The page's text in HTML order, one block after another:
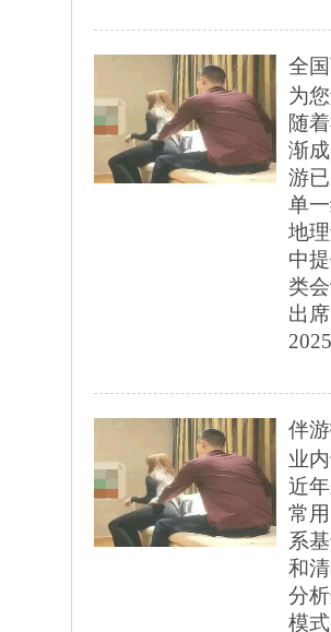
全
为
随
渐
游
单
地
中
类
出
伴
业
近
常
系
和
分
模